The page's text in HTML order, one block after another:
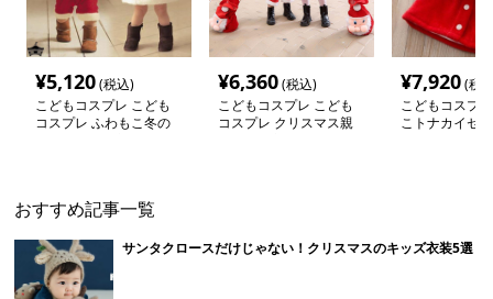
¥5,120(税込)
こどもコスプレ こども
コスプレ ふわもこ冬の
¥6,360(税込)
こどもコスプレ こども
コスプレ クリスマス親
¥7,920(税
こどもコスプ
こトナカイセ
おすすめ記事一覧
サンタクロースだけじゃない！クリスマスのキッズ衣装5選